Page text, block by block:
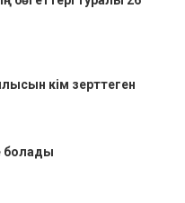
кім зерттеген
болады